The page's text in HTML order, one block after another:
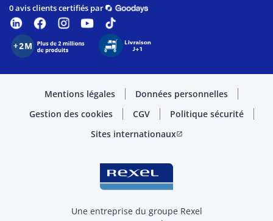
0 avis clients certifiés par
Mentions légales
Données personnelles
Gestion des cookies
CGV
Politique sécurité
Sites internationauxopen_in_new
Une entreprise du groupe Rexel